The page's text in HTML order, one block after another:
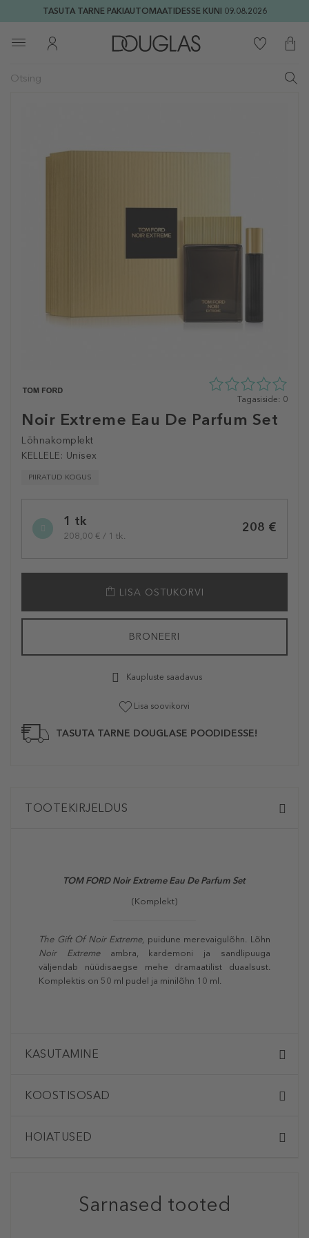
TASUTA TARNE PAKIAUTOMAATIDESSE KUNI 09.08.2026
Noir Extreme Eau De Parfum Set
Lõhnakomplekt
KELLELE: Unisex
PIIRATUD KOGUS
0
5st
Tagasiside: 0
variation1 tk
208,00 € / 1 tk.
208 €
LISA OSTUKORVI
BRONEERI
Kaupluste saadavus
Lisa soovikorvi
TASUTA TARNE DOUGLASE POODIDESSE!
TOOTEKIRJELDUS
TOM FORD Noir Extreme Eau De Parfum Set
(Komplekt)
The Gift Of Noir Extreme, puidune merevaigulõhn. Lõhn
Noir Extremeambra, kardemoni ja sandlipuuga
väljendab nüüdisaegse mehe dramaatilist duaalsust.
Komplektis on 50 ml pudel ja minilõhn 10 ml.
KASUTAMINE
KOOSTISOSAD
HOIATUSED
Sarnased tooted